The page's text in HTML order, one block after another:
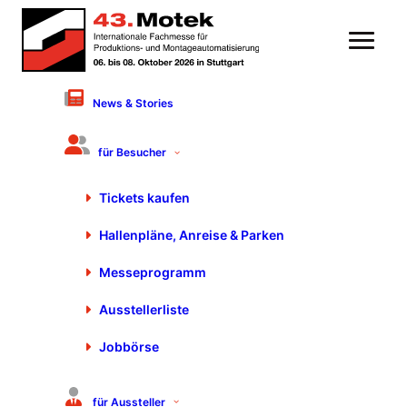
News & Stories
für Besucher
Tickets kaufen
Hallenpläne, Anreise & Parken
Messeprogramm
Ausstellerliste
Jobbörse
für Aussteller
INDUSTRIAL Production
Potenziale nutzen,
wettbewerbsfähig bleiben“